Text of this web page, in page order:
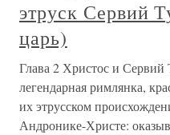
этруск Сервий
царь)
Глава 2 Христос и
легендарная римлянка,
их этрусском
Андронике-Христе: